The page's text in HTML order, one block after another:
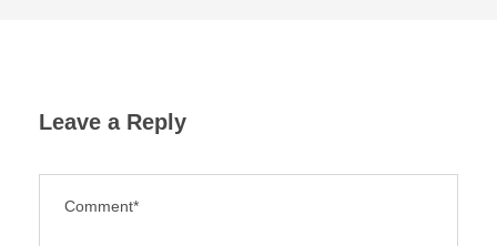
Leave a Reply